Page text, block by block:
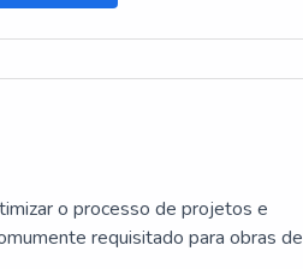
o processo de projetos e
requisitado para obras de